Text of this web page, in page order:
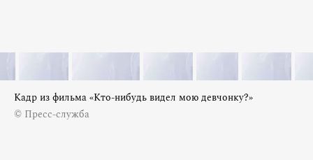
Кадр из фильма «Кто-нибудь видел мою девчонку?»
© Пресс-служба